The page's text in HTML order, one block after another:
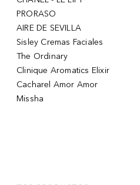
PRORASO
AIRE DE SEVILLA
Sisley Cremas Faciales
The Ordinary
Clinique Aromatics Elixir
Cacharel Amor Amor
Missha